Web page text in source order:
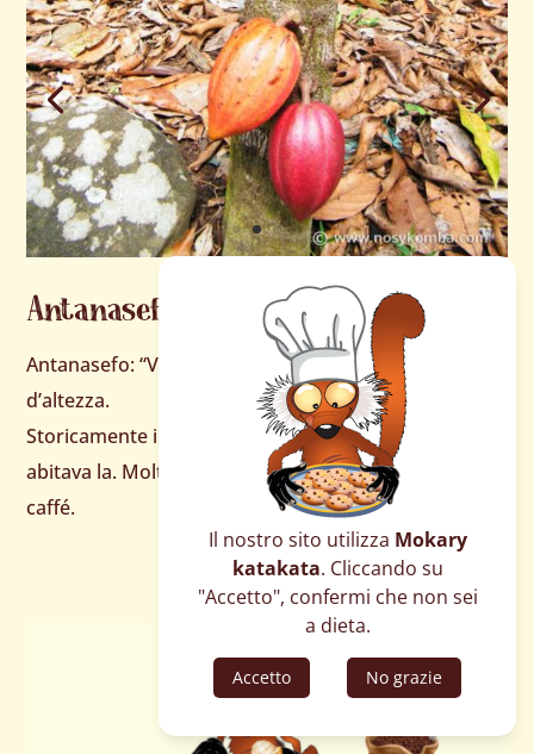
Antanasefo
Antanasefo: “Villaggio del Capo”, situato a 510 Mt
d’altezza.
Storicamente il capo villaggio di Ampangorina
abitava la. Molte le coltivazioni di ylang-ylang, pepe e
caffé.
Il nostro sito utilizza Mokary
katakata. Cliccando su
"Accetto", confermi che non sei
a dieta.
Accetto No grazie